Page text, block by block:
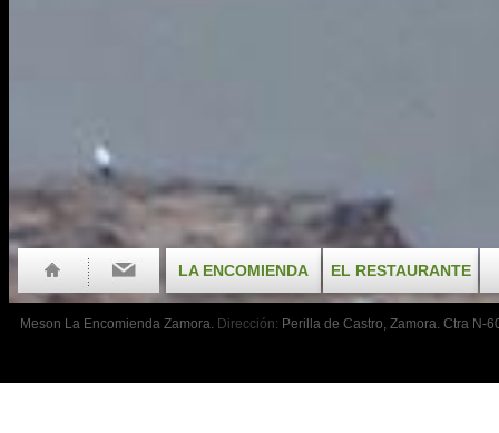
LA ENCOMIENDA EL RESTAURANTE
Meson La Encomienda Zamora. Dirección: Perilla de Castro, Zamora. Ctra N-